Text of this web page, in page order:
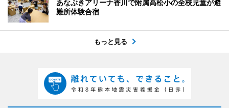
あなぶきアリーナ香川で附属高松小の全校児童が避
難所体験合宿
もっと見る